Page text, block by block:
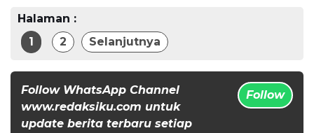
Halaman :
1
2 Selanjutnya
Follow WhatsApp Channel
www.redaksiku.com untuk
update berita terbaru setiap
Follow